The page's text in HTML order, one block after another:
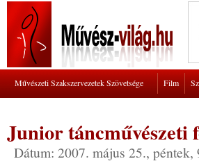
Művészeti Szakszervezetek Szövetsége Film
Junior táncművészeti
Dátum: 2007. május 25., péntek,